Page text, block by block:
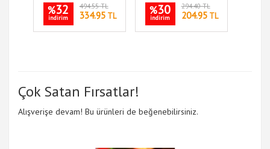
%32
indirim
494.55 TL
334.95TL %30
indirim
294.40 TL
204.95TL
Çok Satan Fırsatlar!
Alışverişe devam! Bu ürünleri de beğenebilirsiniz.